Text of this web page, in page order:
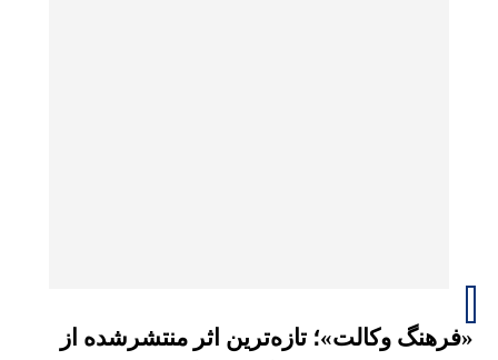
«فرهنگ وکالت»؛ تازه‌ترین اثر منتشرشده از